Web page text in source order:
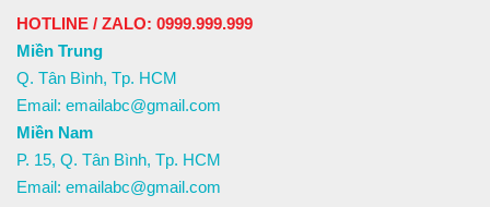
HOTLINE / ZALO: 0999.999.999
Miền Trung
Q. Tân Bình, Tp. HCM
Email: emailabc@gmail.com
Miền Nam
P. 15, Q. Tân Bình, Tp. HCM
Email: emailabc@gmail.com